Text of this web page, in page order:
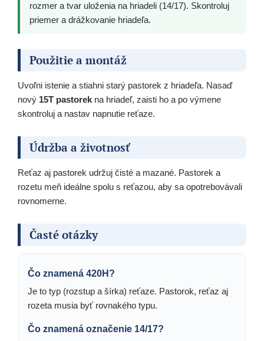
rozmer a tvar uloženia na hriadeli (14/17). Skontroluj
priemer a drážkovanie hriadeľa.
Použitie a montáž
Uvoľni istenie a stiahni starý pastorek z hriadeľa. Nasaď
nový 15T pastorek na hriadeľ, zaisti ho a po výmene
skontroluj a nastav napnutie reťaze.
Údržba a životnosť
Reťaz aj pastorek udržuj čisté a mazané. Pastorek a
rozetu meň ideálne spolu s reťazou, aby sa opotrebovávali
rovnomerne.
Časté otázky
Čo znamená 420H?
Je to typ (rozstup a šírka) reťaze. Pastorok, reťaz aj
rozeta musia byť rovnakého typu.
Čo znamená označenie 14/17?